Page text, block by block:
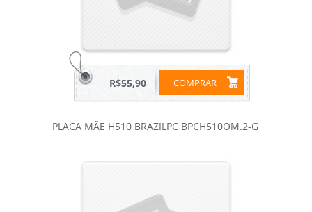
COMPRAR
R$55,90
PLACA MÃE H510 BRAZILPC BPCH510OM.2-G